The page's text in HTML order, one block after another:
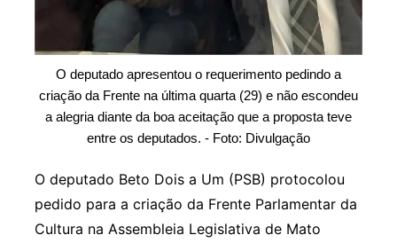
O deputado apresentou o requerimento pedindo a
criação da Frente na última quarta (29) e não escondeu
a alegria diante da boa aceitação que a proposta teve
entre os deputados. - Foto: Divulgação
O deputado Beto Dois a Um (PSB) protocolou
pedido para a criação da Frente Parlamentar da
Cultura na Assembleia Legislativa de Mato